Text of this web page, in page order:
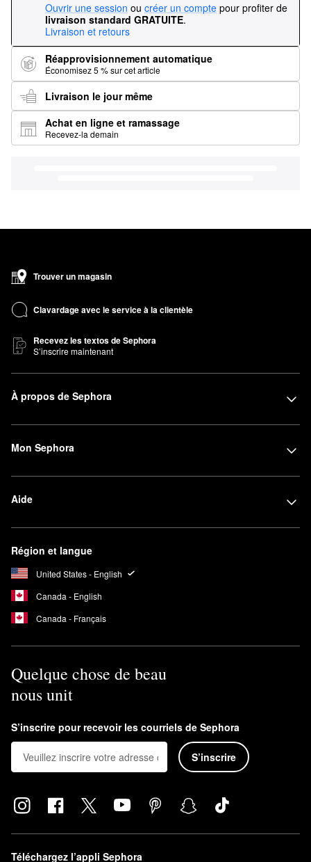
Ouvrir une session ou créer un compte pour profiter de
livraison standard GRATUITE.
Livraison et retours
Réapprovisionnement automatique
Économisez 5 % sur cet article
Livraison le jour même
Achat en ligne et ramassage
Recevez-la demain
Trouver un magasin
Clavardage avec le service à la clientèle
Recevez les textos de Sephora
S’inscrire maintenant
À propos de Sephora
Mon Sephora
Aide
Région et langue
United States - English
Canada - English
Canada - Français
Quelque chose de beau
nous unit
S’inscrire pour recevoir les courriels de Sephora
S’inscrire
Téléchargez l’appli Sephora